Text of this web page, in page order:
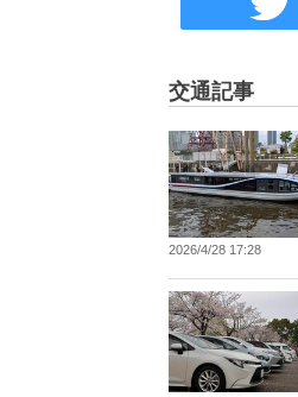
交通記事
2026/4/28 17:28